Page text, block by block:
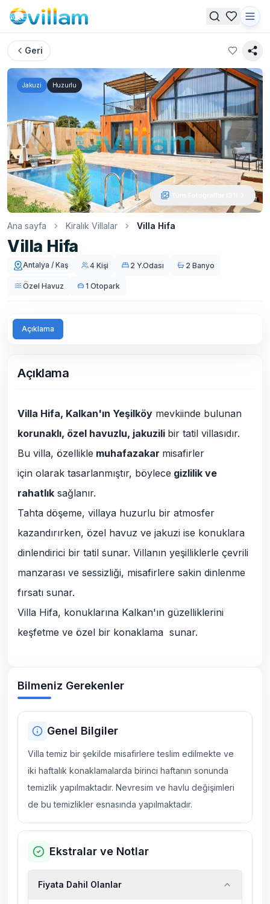
Geri
Jakuzi Huzurlu
Ana sayfa Kiralık Villalar Villa Hifa
Villa Hifa
Antalya / Kaş 4 Kişi 2 Y.Odası 2 Banyo
Özel Havuz 1 Otopark
Açıklama
Açıklama
Villa Hifa, Kalkan'ın Yeşilköy mevkiinde bulunan
korunaklı, özel havuzlu, jakuzili bir tatil villasıdır.
Bu villa, özellikle muhafazakar misafirler
için olarak tasarlanmıştır, böylece gizlilik ve
rahatlık sağlanır.
Tahta döşeme, villaya huzurlu bir atmosfer
kazandırırken, özel havuz ve jakuzi ise konuklara
dinlendirici bir tatil sunar. Villanın yeşilliklerle çevrili
manzarası ve sessizliği, misafirlere sakin dinlenme
fırsatı sunar.
Villa Hifa, konuklarına Kalkan'ın güzelliklerini
keşfetme ve özel bir konaklama sunar.
Bilmeniz Gerekenler
Genel Bilgiler
Villa temiz bir şekilde misafirlere teslim edilmekte ve
iki haftalık konaklamalarda birinci haftanın sonunda
temizlik yapılmaktadır. Nevresim ve havlu değişimleri
de bu temizlikler esnasında yapılmaktadır.
Ekstralar ve Notlar
Fiyata Dahil Olanlar